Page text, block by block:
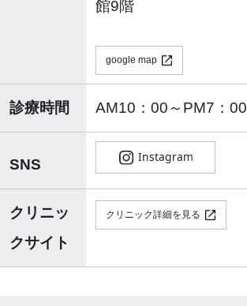
館9階
google map
診療時間 AM10：00～PM7：00
SNS
クリニッ
クサイト
クリニック詳細を見る